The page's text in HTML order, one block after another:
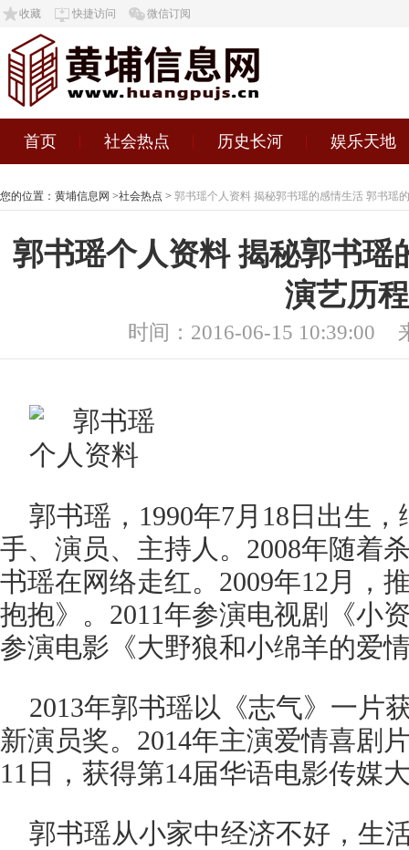
收藏 快捷访问 微信订阅
首页 社会热点 历史长河 娱乐天地
您的位置： 黄埔信息网 >社会热点 > 郭书瑶个人资料 揭秘郭书瑶的感情生活 郭书瑶
郭书瑶个人资料 揭秘郭书瑶
演艺历程
时间：2016-06-15 10:39:00
郭书瑶，1990年7月18日出生
手、演员、主持人。2008年随着
书瑶在网络走红。2009年12月，
抱抱》。2011年参演电视剧《小
参演电影《大野狼和小绵羊的爱
2013年郭书瑶以《志气》一片
新演员奖。2014年主演爱情喜剧
11日，获得第14届华语电影传媒
郭书瑶从小家中经济不好，生